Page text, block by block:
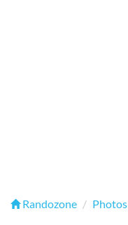
Randozone Photos